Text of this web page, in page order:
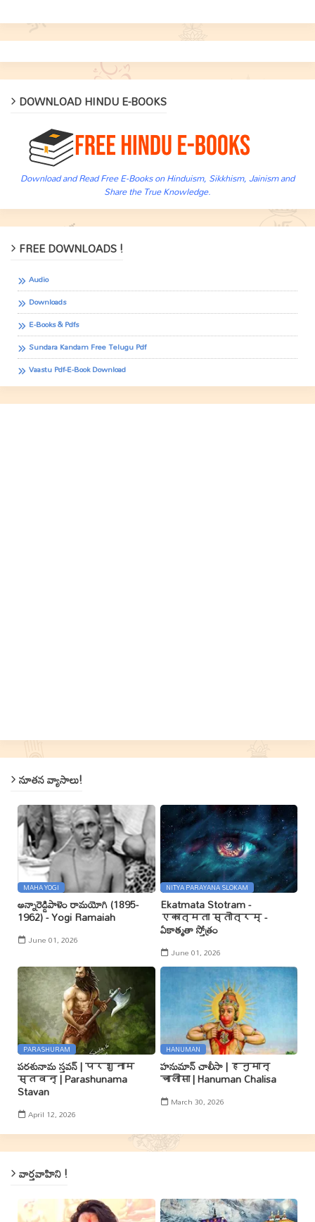
DOWNLOAD HINDU E-BOOKS
Download and Read Free E-Books on Hinduism, Sikkhism, Jainism and
Share the True Knowledge.
FREE DOWNLOADS !
Audio
Downloads
E-Books & Pdfs
Sundara Kandam Free Telugu Pdf
Vaastu Pdf-E-Book Download
నూతన వ్యాసాలు!
MAHA YOGI
అన్నారెడ్డిపాళెం రామయోగి (1895-
1962) - Yogi Ramaiah
June 01, 2026
NITYA PARAYANA SLOKAM
Ekatmata Stotram -
एकात्मता स्तोत्रम् -
ఏకాత్మతా స్తోత్రం
June 01, 2026
PARASHURAM
పరశునామ స్తవన్ | परशुनाम
स्तवन् | Parashunama
Stavan
April 12, 2026
HANUMAN
హనుమాన్ చాలీసా | हनुमान्
चालीसा | Hanuman Chalisa
March 30, 2026
వార్తవాహిని !